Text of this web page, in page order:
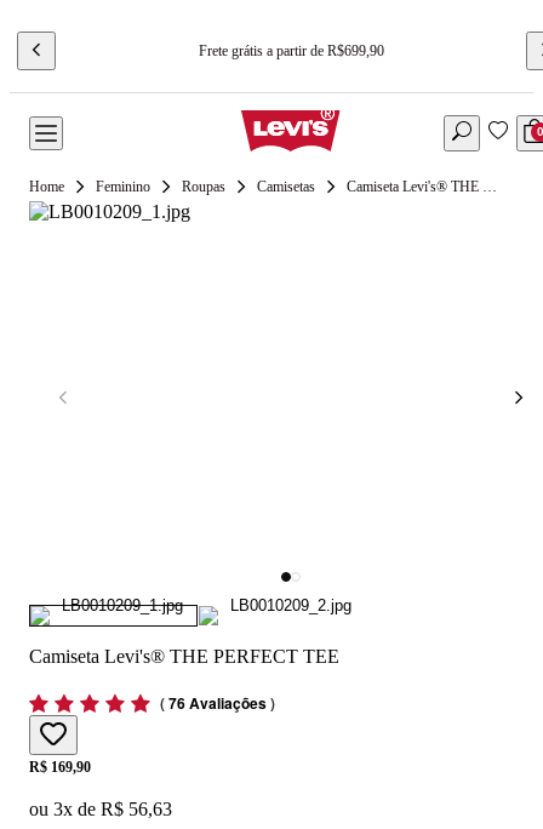
Frete grátis a partir de R$699,90
0
Feminino Roupas Camisetas Camiseta Levi's® THE PERFECT TEE
Camiseta Levi's® THE PERFECT TEE
(76 Avaliações)
Price:
R$ 169,90
ou 3x de R$ 56,63